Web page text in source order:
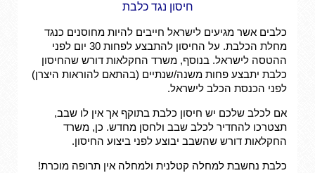
חיסון נגד כלבת
כלבים אשר מגיעים לישראל חייבים להיות מחוסנים כנגד
מחלת הכלבת. על החיסון להתבצע לפחות 30 יום לפני
ההטסה לישראל. בנוסף, משרד החקלאות דורש שהחיסון
כלבת יתבצע פחות משנה/שנתיים (בהתאם להוראות היצרן)
לפני הכנסת הכלב לישראל.
אם לכלב שלכם יש חיסון כלבת בתוקף אך אין לו שבב,
תצטרכו להחדיר לכלב שבב ולחסן מחדש. כן, משרד
החקלאות דורש שהשבב יבוצע לפני ביצוע החיסון.
כלבת נחשבת למחלה קטלנית ולמחלה אין תרופה מוכרת!